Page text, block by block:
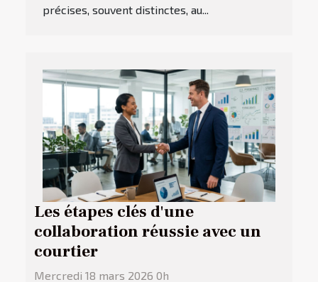
précises, souvent distinctes, au...
Les étapes clés d'une
collaboration réussie avec un
courtier
Mercredi 18 mars 2026 0h